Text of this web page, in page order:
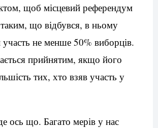
щоб місцевий референдум
що відбувся, в ньому
участь не менше 50% виборців.
прийнятим, якщо його
тих, хто взяв участь у
ось що. Багато мерів у нас